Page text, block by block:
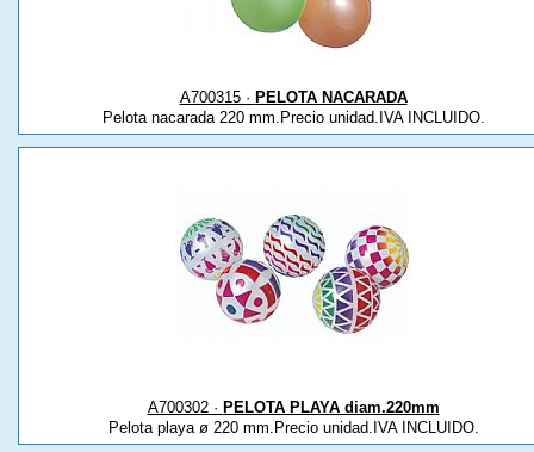
A700315 · PELOTA NACARADA
Pelota nacarada 220 mm.Precio unidad.IVA INCLUIDO.
A700302 · PELOTA PLAYA diam.220mm
Pelota playa ø 220 mm.Precio unidad.IVA INCLUIDO.